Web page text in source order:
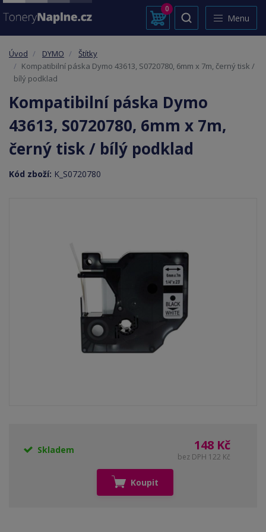
0
Menu
Úvod DYMO
Štítky
Kompatibilní páska Dymo 43613, S0720780, 6mm x 7m, černý tisk /
bílý podklad
Kompatibilní páska Dymo
43613, S0720780, 6mm x 7m,
černý tisk / bílý podklad
Kód zboží: K_S0720780
Skladem 148 Kč
bez DPH 122 Kč
Koupit